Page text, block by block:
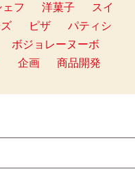
ェフ 洋菓子
スイ
ピザ
パティシ
ボジョレーヌーボ
企画
商品開発